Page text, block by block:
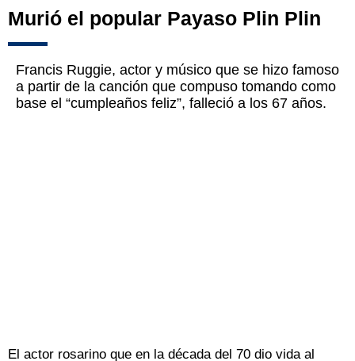
Murió el popular Payaso Plin Plin
Francis Ruggie, actor y músico que se hizo famoso
a partir de la canción que compuso tomando como
base el “cumpleaños feliz”, falleció a los 67 años.
El actor rosarino que en la década del 70 dio vida al